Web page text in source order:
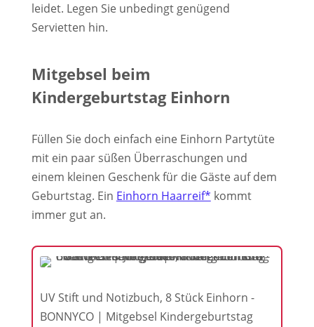
leidet. Legen Sie unbedingt genügend
Servietten hin.
Mitgebsel beim
Kindergeburtstag Einhorn
Füllen Sie doch einfach eine Einhorn Partytüte
mit ein paar süßen Überraschungen und
einem kleinen Geschenk für die Gäste auf dem
Geburtstag. Ein Einhorn Haarreif* kommt
immer gut an.
UV Stift und Notizbuch, 8 Stück Einhorn -
BONNYCO | Mitgebsel Kindergeburtstag